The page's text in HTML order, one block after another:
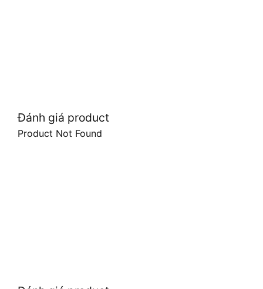
Đánh giá product
Product Not Found